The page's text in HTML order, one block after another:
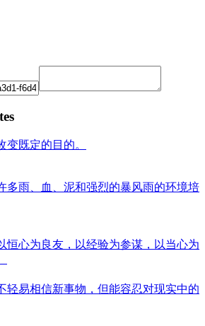
变既定的目的。
多雨、血、泥和强烈的暴风雨的环境培
恒心为良友，以经验为参谋，以当心为
轻易相信新事物，但能容忍对现实中的